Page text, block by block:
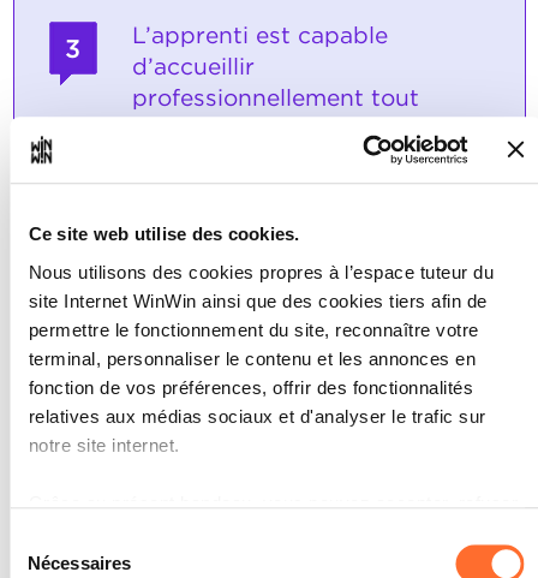
Ce site web utilise des cookies.
Nous utilisons des cookies propres à l’espace tuteur du
site Internet WinWin ainsi que des cookies tiers afin de
permettre le fonctionnement du site, reconnaître votre
terminal, personnaliser le contenu et les annonces en
fonction de vos préférences, offrir des fonctionnalités
relatives aux médias sociaux et d'analyser le trafic sur
notre site internet.
l’exception des cookies strictement nécessaires au
Nécessaires
3
L’apprenti est capable
d’accueillir
professionnellement tout
Note maximale: 12
Les principes de base de l’accueil d’un
visiteur sont connus :
• saluer le visiteur à l’arrivée, • interpréter
correctement la démarche, • repérer
l’interlocuteur/la personne de contact, •
renseigner le visiteur ou le faire patienter,